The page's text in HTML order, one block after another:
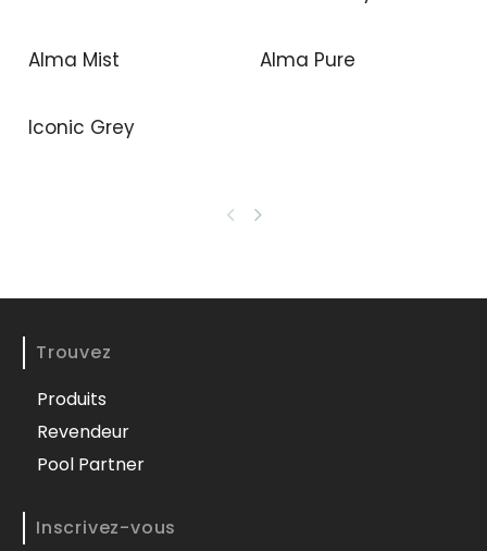
Alma Mist Alma Pure
Iconic Grey
Trouvez
Produits
Revendeur
Pool Partner
Inscrivez-vous